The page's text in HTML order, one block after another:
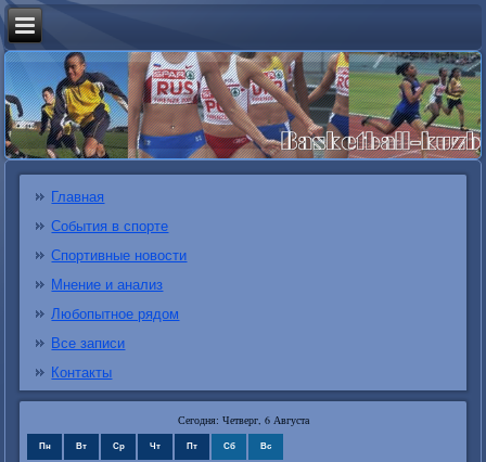
Главная
События в спорте
Спортивные новости
Мнение и анализ
Любопытное рядом
Все записи
Контакты
Сегодня: Четверг, 6 Августа
Пн Вт Ср Чт Пт Сб Вс